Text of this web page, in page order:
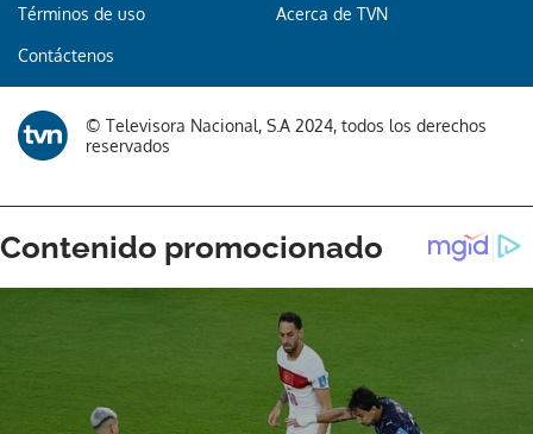
Gracias por suscribirte a nuestro boletín.
Términos de uso Acerca de TVN
Contáctenos
© Televisora Nacional, S.A 2024, todos los derechos
reservados